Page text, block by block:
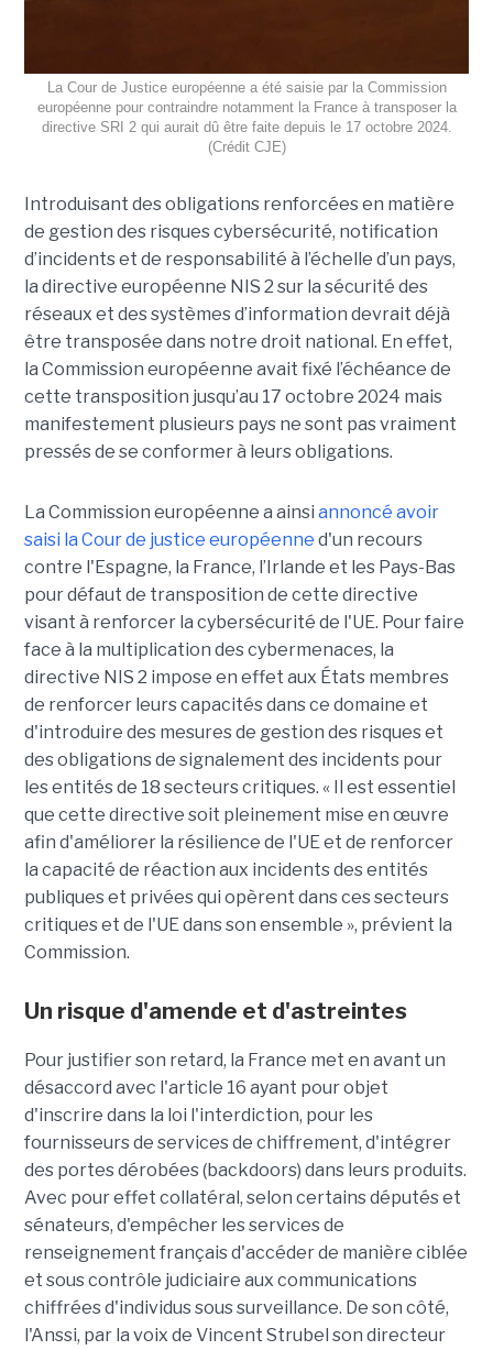
La Cour de Justice européenne a été saisie par la Commission
européenne pour contraindre notamment la France à transposer la
directive SRI 2 qui aurait dû être faite depuis le 17 octobre 2024.
(Crédit CJE)
Introduisant des obligations renforcées en matière
de gestion des risques cybersécurité, notification
d’incidents et de responsabilité à l’échelle d’un pays,
la directive européenne NIS 2 sur la sécurité des
réseaux et des systèmes d’information devrait déjà
être transposée dans notre droit national. En effet,
la Commission européenne avait fixé l’échéance de
cette transposition jusqu’au 17 octobre 2024 mais
manifestement plusieurs pays ne sont pas vraiment
pressés de se conformer à leurs obligations.
La Commission européenne a ainsi annoncé avoir
saisi la Cour de justice européenne d'un recours
contre l'Espagne, la France, l’Irlande et les Pays-Bas
pour défaut de transposition de cette directive
visant à renforcer la cybersécurité de l'UE. Pour faire
face à la multiplication des cybermenaces, la
directive NIS 2 impose en effet aux États membres
de renforcer leurs capacités dans ce domaine et
d'introduire des mesures de gestion des risques et
des obligations de signalement des incidents pour
les entités de 18 secteurs critiques. « Il est essentiel
que cette directive soit pleinement mise en œuvre
afin d'améliorer la résilience de l'UE et de renforcer
la capacité de réaction aux incidents des entités
publiques et privées qui opèrent dans ces secteurs
critiques et de l'UE dans son ensemble », prévient la
Commission.
Un risque d'amende et d'astreintes
Pour justifier son retard, la France met en avant un
désaccord avec l'article 16 ayant pour objet
d'inscrire dans la loi l'interdiction, pour les
fournisseurs de services de chiffrement, d'intégrer
des portes dérobées (backdoors) dans leurs produits.
Avec pour effet collatéral, selon certains députés et
sénateurs, d'empêcher les services de
renseignement français d'accéder de manière ciblée
et sous contrôle judiciaire aux communications
chiffrées d'individus sous surveillance. De son côté,
l'Anssi, par la voix de Vincent Strubel son directeur